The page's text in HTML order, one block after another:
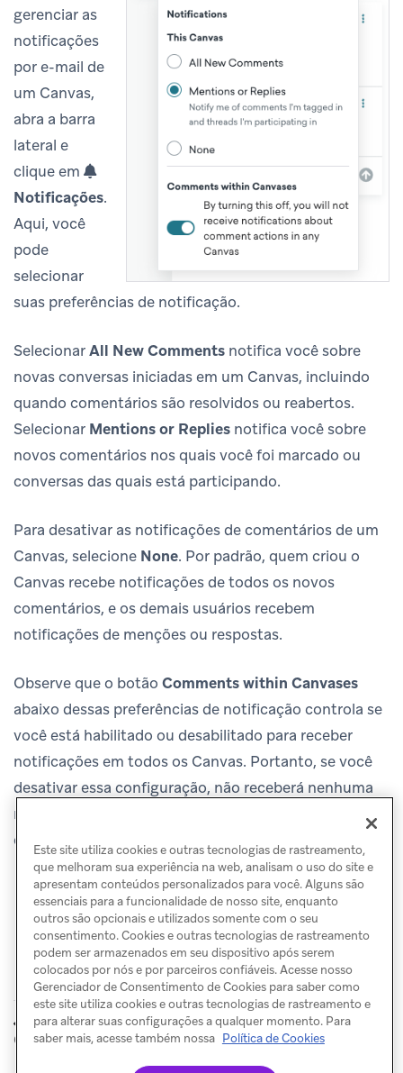
gerenciar as
notificações
por e-mail de
um Canvas,
abra a barra
lateral e
clique em
Notificações.
Aqui, você
pode
selecionar
suas preferências de notificação.
SelecionarAll New Comments notifica você sobre
novas conversas iniciadas em um Canvas, incluindo
quando comentários são resolvidos ou reabertos.
Selecionar Mentions or Replies notifica você sobre
novos comentários nos quais você foi marcado ou
conversas das quais está participando.
Para desativar as notificações de comentários de um
Canvas, selecione None. Por padrão, quem criou o
Canvas recebe notificações de todos os novos
comentários, e os demais usuários recebem
notificações de menções ou respostas.
Observe que o botão Comments within Canvases
abaixo dessas preferências de notificação controla se
você está habilitado ou desabilitado para receber
notificações em todos os Canvas. Portanto, se você
desativar essa configuração, não receberá nenhuma
notificação por e-mail sobre nenhuma ação de
comentário.
ANTERIORCriar um
Canvas
PRÓXIMO
Critérios de
Este site utiliza cookies e outras tecnologias de rastreamento,
que melhoram sua experiência na web, analisam o uso do site e
apresentam conteúdos personalizados para você. Alguns são
essenciais para a funcionalidade de nosso site, enquanto
outros são opcionais e utilizados somente com o seu
consentimento. Cookies e outras tecnologias de rastreamento
podem ser armazenados em seu dispositivo após serem
colocados por nós e por parceiros confiáveis. Acesse nosso
Gerenciador de Consentimento de Cookies para saber como
este site utiliza cookies e outras tecnologias de rastreamento e
para alterar suas configurações a qualquer momento. Para
saber mais, acesse também nossa Política de Cookies